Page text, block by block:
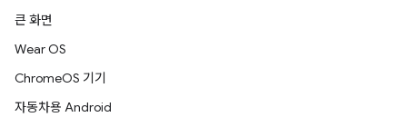
큰 화면
Wear OS
ChromeOS 기기
자동차용 Android